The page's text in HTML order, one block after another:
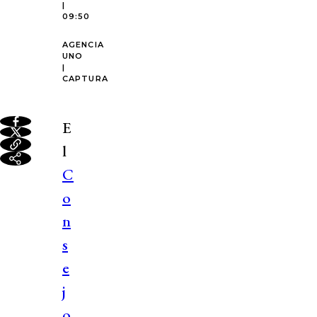
|
09:50
AGENCIA
UNO
|
CAPTURA
E
l
C
o
n
s
e
j